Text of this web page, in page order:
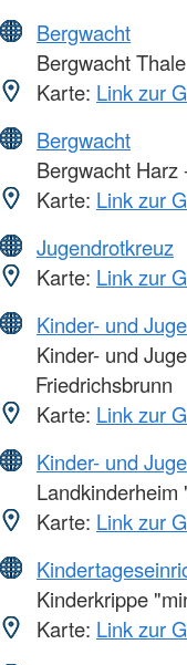
Bergwacht
Bergwacht Thale
Karte: Link zur
Bergwacht
Bergwacht Harz
Karte: Link zur
Jugendrotkreuz
Karte: Link zur
Kinder- und
Kinder- und
Friedrichsbrunn
Karte: Link zur
Kinder- und
Karte: Link zur
Kinderkrippe
Karte: Link zur